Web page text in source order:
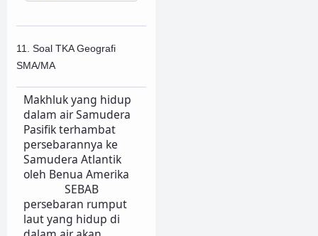
11. Soal TKA Geografi
SMA/MA
Makhluk yang hidup
dalam air Samudera
Pasifik terhambat
persebarannya ke
Samudera Atlantik
oleh Benua Amerika
SEBAB
persebaran rumput
laut yang hidup di